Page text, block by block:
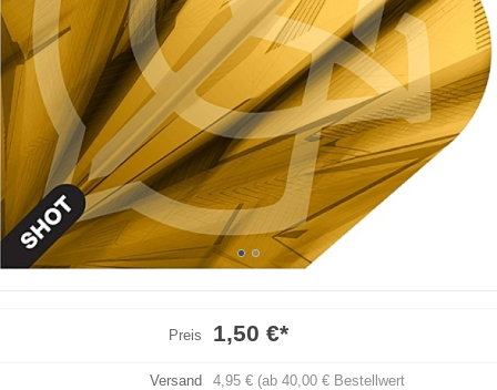
Preis 1,50 €*
Versand
4,95 € (ab 40,00 € Bestellwert